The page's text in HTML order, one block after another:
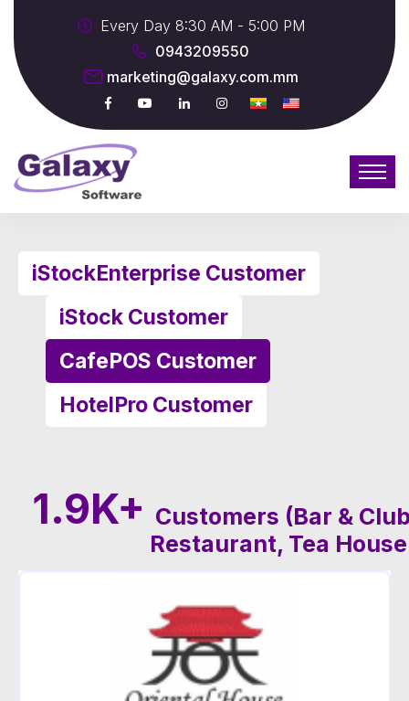
Every Day 8:30 AM - 5:00 PM
0943209550
marketing@galaxy.com.mm
iStockEnterprise Customer
iStock Customer
CafePOS Customer
HotelPro Customer
1.9K+ Customers (Bar &
Restaurant, Tea House